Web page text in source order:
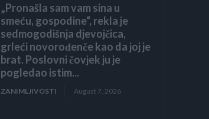
„Pronašla sam vam sina u
smeću, gospodine“, rekla je
sedmogodišnja djevojčica,
grleći novorođenče kao da joj je
brat. Poslovni čovjek ju je
pogledao istim...
ZANIMLJIVOSTI August 7, 2026